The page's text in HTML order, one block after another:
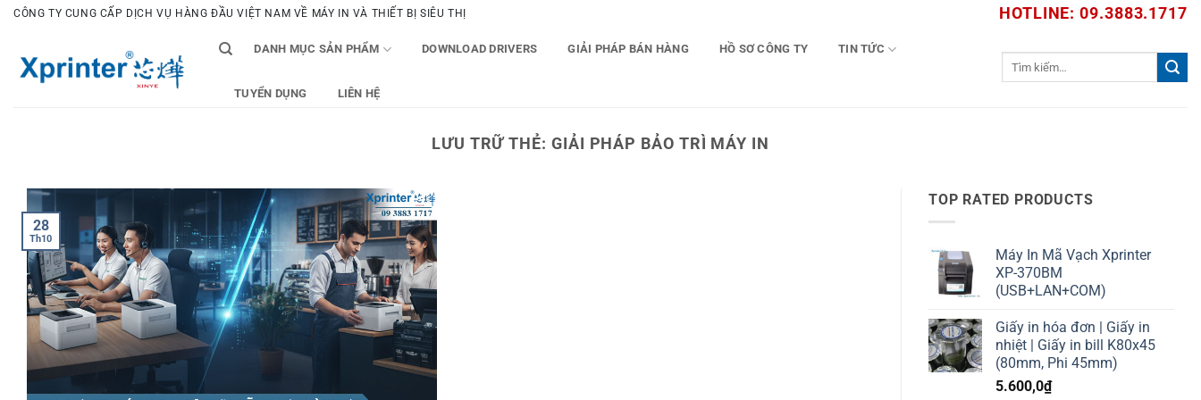
Bỏ
dung
CÔNG TY CUNG CẤP DỊCH VỤ HÀNG ĐẦU VIỆT NAM VỀ MÁY IN VÀ THIẾT BỊ SIÊU THỊ HOTLINE: 09.3883.1717
DANH MỤC SẢN PHẨM DOWNLOAD DRIVERS GIẢI PHÁP BÁN HÀNG HỒ SƠ CÔNG TY TIN TỨC
TUYỂN DỤNG LIÊN HỆ
LƯU TRỮ THẺ: GIẢI PHÁP BẢO TRÌ MÁY IN
28
Th10
TOP RATED PRODUCTS
Máy In Mã Vạch Xprinter
XP-370BM
(USB+LAN+COM)
Giấy in hóa đơn | Giấy in
nhiệt | Giấy in bill K80x45
(80mm, Phi 45mm)
5.600,0₫